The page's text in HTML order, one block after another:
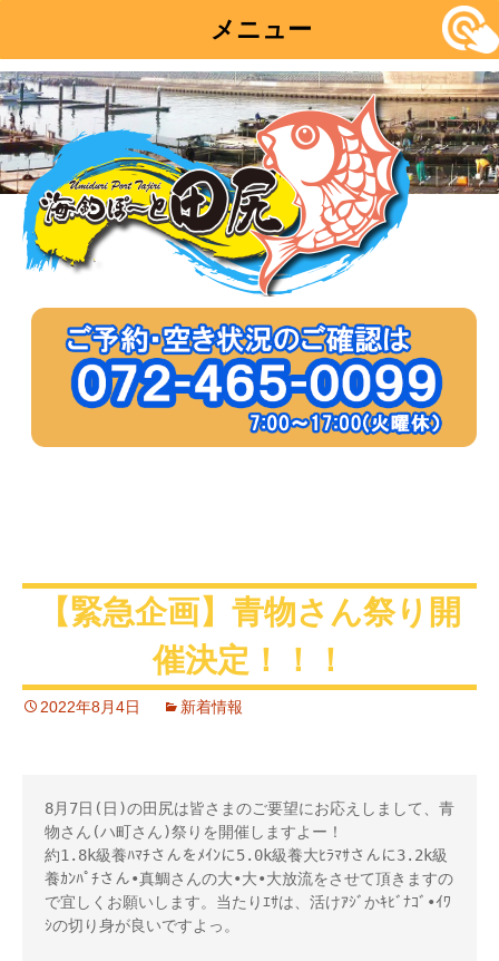
メニュー
コ
ン
テ
ン
ツ
【緊急企画】青物さん祭り開
催決定！！！
2022年8月4日 新着情報
8月7日(日)の田尻は皆さまのご要望にお応えしまして、青
物さん(ハ町さん)祭りを開催しますよー！
約1.8k級養ﾊﾏﾁさんをﾒｲﾝに5.0k級養大ﾋﾗﾏｻさんに3.2k級
養ｶﾝﾊﾟﾁさん•真鯛さんの大•大•大放流をさせて頂きますの
で宜しくお願いします。当たりｴｻは、活けｱｼﾞかｷﾋﾞﾅｺﾞ•ｲﾜ
ｼの切り身が良いですよっ。